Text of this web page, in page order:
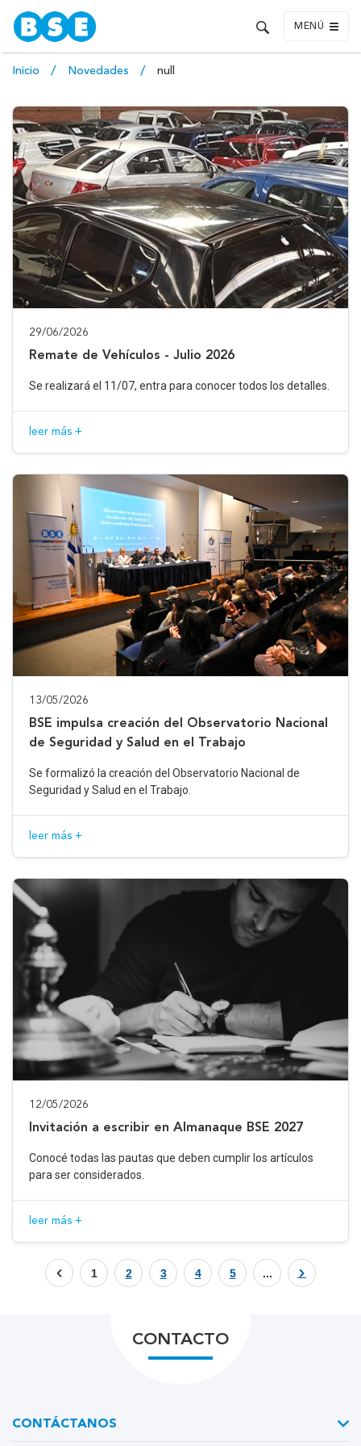
MENÚ
Inicio Novedades null
29/06/2026
Remate de Vehículos - Julio 2026
Se realizará el 11/07, entra para conocer todos los detalles.
leer más +
13/05/2026
BSE impulsa creación del Observatorio Nacional
de Seguridad y Salud en el Trabajo
Se formalizó la creación del Observatorio Nacional de
Seguridad y Salud en el Trabajo.
leer más +
12/05/2026
Invitación a escribir en Almanaque BSE 2027
Conocé todas las pautas que deben cumplir los artículos
para ser considerados.
leer más +
1 2 3 4 5 ...
CONTACTO
CONTÁCTANOS